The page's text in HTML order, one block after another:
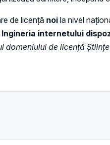
de licență noi la nivel
Ingineria internetului
domeniului de licență